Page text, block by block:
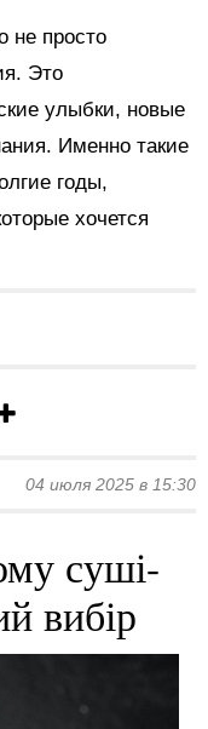
не просто
Это
улыбки, новые
Именно такие
годы,
хочется
04 июля 2025 в 15:30
суші-
вибір